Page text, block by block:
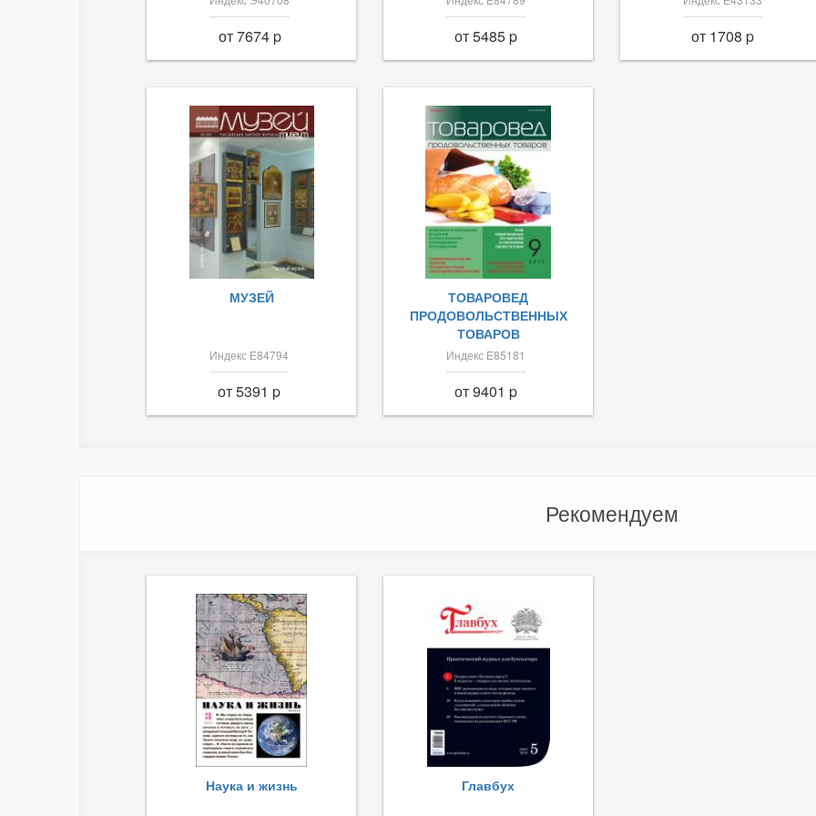
от 7674 p от 5485 p от 1708 p
МУЗЕЙ
Индекс Е84794
от 5391 p
ТОВАРОВЕД
ПРОДОВОЛЬСТВЕННЫХ
ТОВАРОВ
Индекс Е85181
от 9401 p
Рекомендуем
Наука и жизнь Главбух